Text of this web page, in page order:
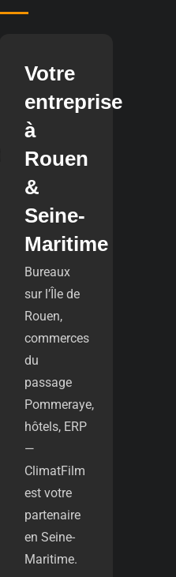
Votre
entreprise
à
Rouen
&
Seine-
Maritime
Bureaux
sur l’Île de
Rouen,
commerces
du
passage
Pommeraye,
hôtels, ERP
—
ClimatFilm
est votre
partenaire
en Seine-
Maritime.